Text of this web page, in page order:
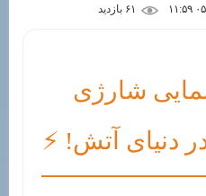
۶۱ بازديد
شارژی
دنیای آتش! ⚡